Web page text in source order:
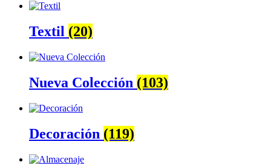
Textil (20)
Nueva Colección (103)
Decoración (119)